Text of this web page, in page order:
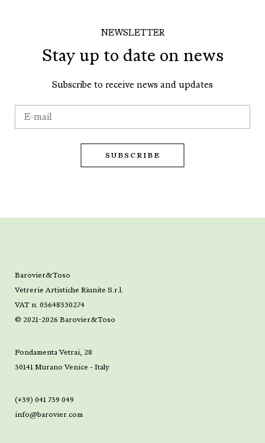
NEWSLETTER
Stay up to date on news
Subscribe to receive news and updates
Barovier&Toso
Vetrerie Artistiche Riunite S.r.l.
VAT n. 03648350274
© 2021-2026 Barovier&Toso
Fondamenta Vetrai, 28
30141 Murano Venice - Italy
(+39) 041 739 049
info@barovier.com